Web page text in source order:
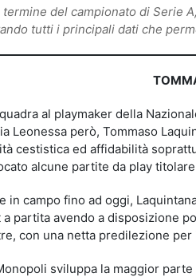
termine del campionato di Serie
tutti i principali dati che
al playmaker della
Leonessa però, Tommaso
cestistica ed affidabilità
alcune partite da play
in campo fino ad oggi,
a partita avendo a disposizione
con una netta predilezione
sviluppa la maggior